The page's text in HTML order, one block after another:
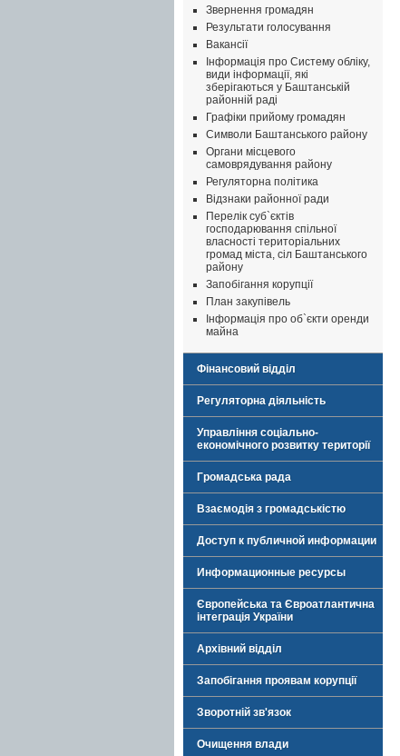
Звернення громадян
Результати голосування
Вакансії
Інформація про Систему обліку,
види інформації, які
зберігаються у Баштанській
районній раді
Графіки прийому громадян
Символи Баштанського району
Органи місцевого
самоврядування району
Регуляторна політика
Відзнаки районної ради
Перелік суб`єктів
господарювання спільної
власності територіальних
громад міста, сіл Баштанського
району
Запобігання корупції
План закупівель
Інформація про об`єкти оренди
майна
Фінансовий відділ
Регуляторна діяльність
Управління соціально-
економічного розвитку території
Громадська рада
Взаємодія з громадськістю
Доступ к публичной информации
Информационные ресурсы
Європейська та Євроатлантична
інтеграція України
Архівний відділ
Запобігання проявам корупції
Зворотній зв'язок
Очищення влади